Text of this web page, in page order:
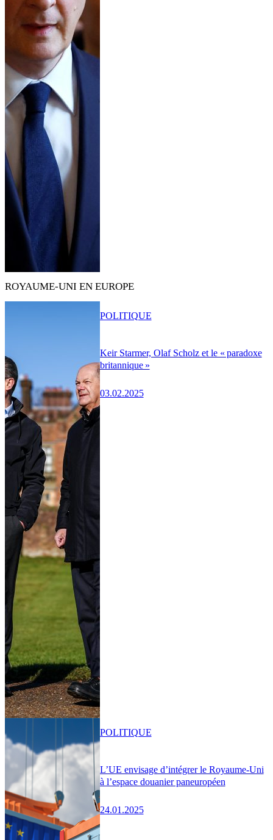
ROYAUME-UNI EN EUROPE
Keir Starmer, Olaf Scholz et le « paradoxe
britannique »
03.02.2025
POLITIQUE
L’UE envisage d’intégrer le Royaume-Uni
à l’espace douanier paneuropéen
24.01.2025
POLITIQUE